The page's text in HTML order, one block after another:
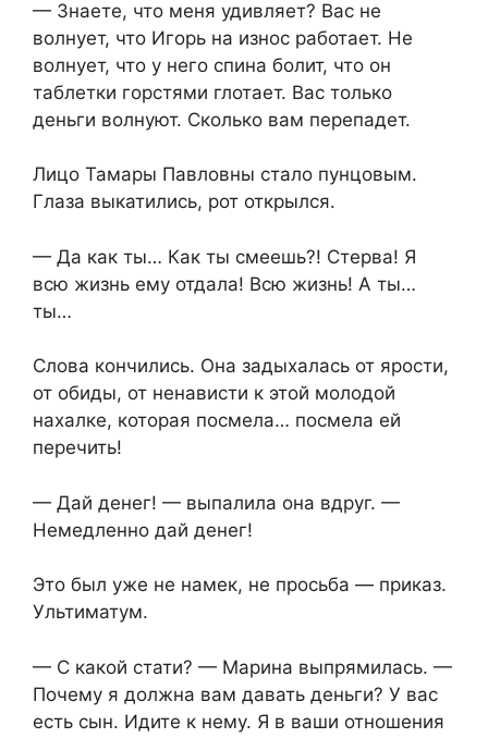
— Знаете, что меня удивляет? Вас не
волнует, что Игорь на износ работает. Не
волнует, что у него спина болит, что он
таблетки горстями глотает. Вас только
деньги волнуют. Сколько вам перепадет.
Лицо Тамары Павловны стало пунцовым.
Глаза выкатились, рот открылся.
— Да как ты… Как ты смеешь?! Стерва! Я
всю жизнь ему отдала! Всю жизнь! А ты…
ты…
Слова кончились. Она задыхалась от ярости,
от обиды, от ненависти к этой молодой
нахалке, которая посмела… посмела ей
перечить!
— Дай денег! — выпалила она вдруг. —
Немедленно дай денег!
Это был уже не намек, не просьба — приказ.
Ультиматум.
— С какой стати? — Марина выпрямилась. —
Почему я должна вам давать деньги? У вас
есть сын. Идите к нему. Я в ваши отношения